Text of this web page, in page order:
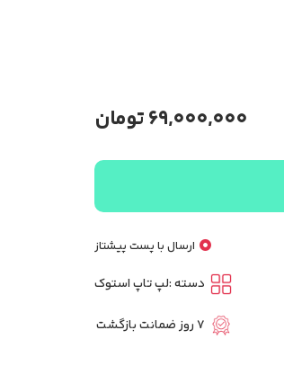
69,000,000تومان
ارسال با پست پیشتاز
دسته :لپ تاپ استوک
7 روز ضمانت بازگشت